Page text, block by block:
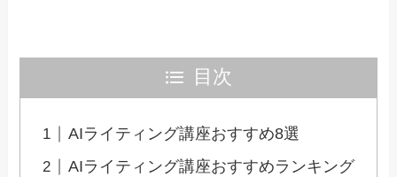
目次
AIライティング講座おすすめ8選
AIライティング講座おすすめランキング